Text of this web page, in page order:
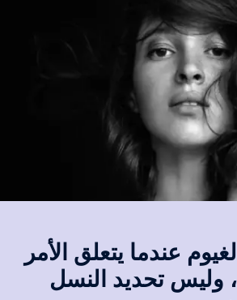
عندما يتعلق الأمر
وليس تحديد النسل